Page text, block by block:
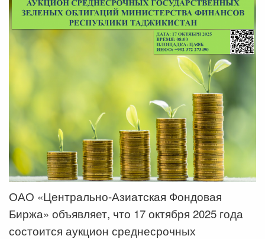
ОАО «Центрально-Азиатская Фондовая
Биржа» объявляет, что 17 октября 2025 года
состоится аукцион среднесрочных